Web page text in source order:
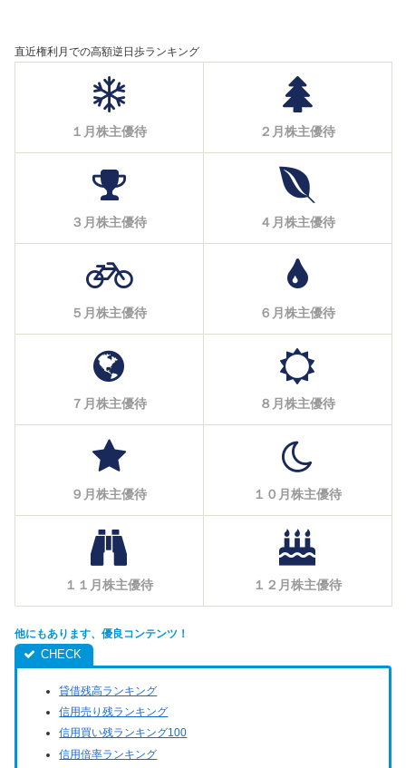
直近権利月での高額逆日歩ランキング
１月株主優待 ２月株主優待
３月株主優待 ４月株主優待
５月株主優待 ６月株主優待
７月株主優待 ８月株主優待
９月株主優待 １０月株主優待
１１月株主優待 １２月株主優待
他にもあります、優良コンテンツ！
貸借残高ランキング
信用売り残ランキング
信用買い残ランキング100
信用倍率ランキング